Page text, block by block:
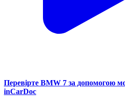
Перевірте BMW 7 за допомогою
inCarDoc